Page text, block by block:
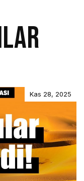
Kas 28, 2025